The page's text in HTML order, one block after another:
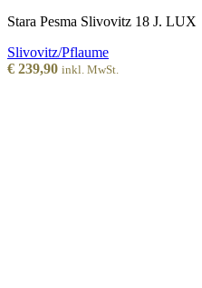
Stara Pesma Slivovitz 18 J. LUX
Slivovitz/Pflaume
€ 239,90 inkl. MwSt.